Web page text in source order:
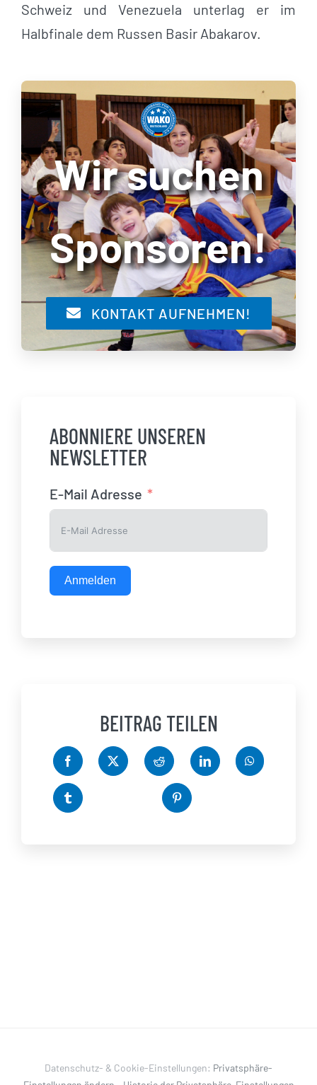
Schweiz und Venezuela unterlag er im
Halbfinale dem Russen Basir Abakarov.
Wir suchen
Sponsoren!
KONTAKT AUFNEHMEN!
ABONNIERE UNSEREN
NEWSLETTER
E-Mail Adresse
Anmelden
BEITRAG TEILEN
Datenschutz- & Cookie-Einstellungen: Privatsphäre-